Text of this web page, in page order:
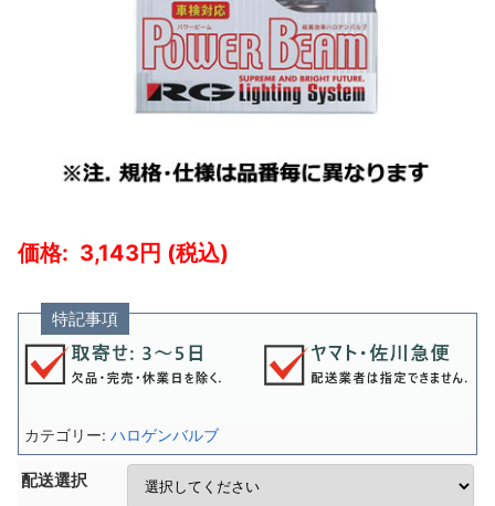
3,143
特記事項
配送選択
カテゴリー: ハロゲンバルブ